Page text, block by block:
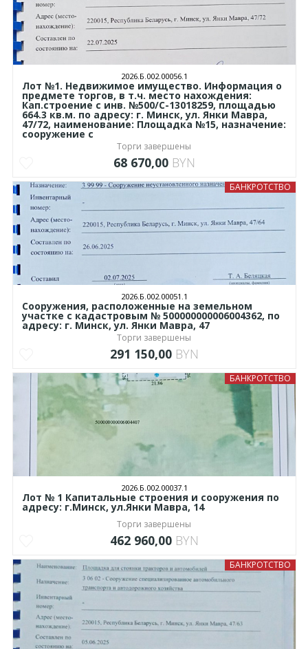
2026.Б.002.00056.1
Лот №1. Недвижимое имущество. Информация о
предмете торгов, в т.ч. место нахождения:
Кап.строение с инв. №500/C-13018259, площадью
664.3 кв.м. по адресу: г. Минск, ул. Янки Мавра,
47/72, наименование: Площадка №15, назначение:
сооружение с
Торги завершены
68 670,00 BYN
БАНКРОТСТВО
2026.Б.002.00051.1
Сооружения, расположенные на земельном
участке с кадастровым № 500000000006004362, по
адресу: г. Минск, ул. Янки Мавра, 47
Торги завершены
291 150,00 BYN
БАНКРОТСТВО
2026.Б.002.00037.1
Лот № 1 Капитальные строения и сооружения по
адресу: г.Минск, ул.Янки Мавра, 14
Торги завершены
462 960,00 BYN
БАНКРОТСТВО